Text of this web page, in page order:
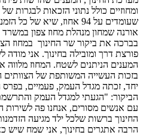
ומחוזיים כולל נתוני הזכאות לבגרות
שעומדים על 94 אחוז, שיא של כל הזמנים.
אורנה שמחון מנהלת מחוז צפון
בברכה את ביקור שר החינוך במחוז
פורצת דרך ומובילה בחינוך. אני
המענים הניתנים לשטח. המחוז
בזכות העשייה המשותפת של הצוותים
יחד, זכתה מגדל העמק, פעמיים,
הביקור: "הגעתי למגדל העמק
עם אנשים מסורים, אנחנו פה
החינוך ברשות שלכל ילד מגיעה
הרבה אתגרים בחינוך, אני שמח שיש